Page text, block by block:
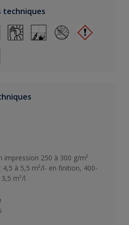
techniques
impression 250 à 300 g/m²
à 5,5 m²/l- en finition, 400-
m²/l